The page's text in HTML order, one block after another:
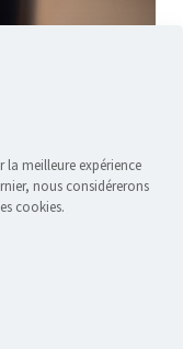
meilleure expérience
nous considérerons
cookies.